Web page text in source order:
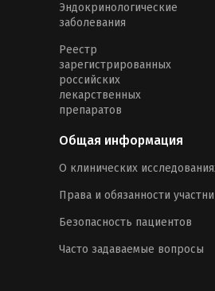
Эндокринологические
заболевания
Реестр
зарегистрированных
российских
лекарственных
препаратов
Общая информация
О клинических
Права и обязанности
Безопасность пациентов
Часто задаваемые вопросы